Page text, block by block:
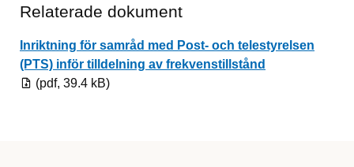
Relaterade dokument
Inriktning för samråd med Post- och telestyrelsen
(PTS) inför tilldelning av frekvenstillstånd
(pdf, 39.4 kB)